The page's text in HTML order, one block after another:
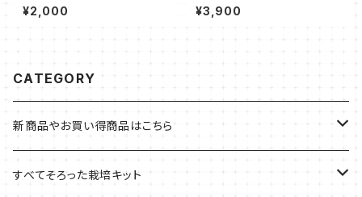
¥2,000
シュカバー S（タカショー）
¥3,900
CATEGORY
新商品やお買い得商品はこちら
今イチオシの商品
すべてそろった栽培キット